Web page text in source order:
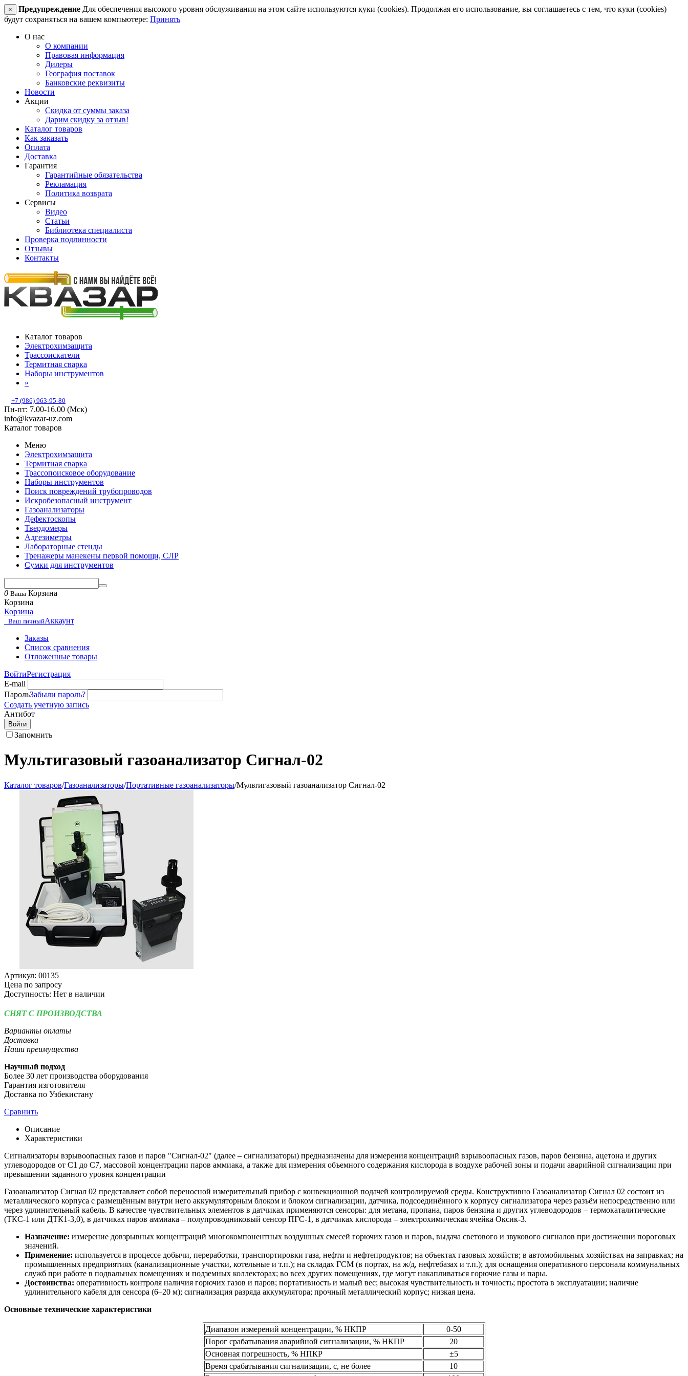
× Предупреждение Для обеспечения высокого уровня обслуживания на этом сайте используются куки (cookies). Продолжая его использование, вы соглашаетесь с тем, что куки (cookies)
будут сохраняться на вашем компьютере: Принять
О нас
О компании
Правовая информация
Дилеры
География поставок
Банковские реквизиты
Новости
Акции
Скидка от суммы заказа
Дарим скидку за отзыв!
Каталог товаров
Как заказать
Оплата
Доставка
Гарантия
Гарантийные обязательства
Рекламация
Политика возврата
Сервисы
Видео
Статьи
Библиотека специалиста
Проверка подлинности
Отзывы
Контакты
Каталог товаров
Электрохимзащита
Трассоискатели
Термитная сварка
Наборы инструментов
»
+7 (986) 963-95-80
Пн-пт: 7.00-16.00 (Мск)
info@kvazar-uz.com
Каталог товаров
Меню
Электрохимзащита
Термитная сварка
Трассопоисковое оборудование
Наборы инструментов
Поиск повреждений трубопроводов
Искробезопасный инструмент
Газоанализаторы
Дефектоскопы
Твердомеры
Адгезиметры
Лабораторные стенды
Тренажеры манекены первой помощи, СЛР
Сумки для инструментов
0 Ваша Корзина
Корзина
Корзина
Ваш личныйАккаунт
Заказы
Список сравнения
Отложенные товары
ВойтиРегистрация
E-mail
ПарольЗабыли пароль?
Создать учетную запись
Антибот
Войти
Запомнить
Мультигазовый газоанализатор Сигнал-02
Каталог товаров/Газоанализаторы/Портативные газоанализаторы/Мультигазовый газоанализатор Сигнал-02
Артикул: 00135
Цена по запросу
Доступность: Нет в наличии
СНЯТ С ПРОИЗВОДСТВА
Варианты оплаты
Доставка
Наши преимущества
Научный подход
Более 30 лет производства оборудования
Гарантия изготовителя
Доставка по Узбекистану
Сравнить
Описание
Характеристики
Сигнализаторы взрывоопасных газов и паров "Сигнал-02" (далее – сигнализаторы) предназначены для измерения концентраций взрывоопасных газов, паров бензина, ацетона и других
углеводородов от С1 до С7, массовой концентрации паров аммиака, а также для измерения объемного содержания кислорода в воздухе рабочей зоны и подачи аварийной сигнализации при
превышении заданного уровня концентрации
Газоанализатор Сигнал 02 представляет собой переносной измерительный прибор с конвекционной подачей контролируемой среды. Конструктивно Газоанализатор Сигнал 02 состоит из
металлического корпуса с размещённым внутри него аккумуляторным блоком и блоком сигнализации, датчика, подсоединённого к корпусу сигнализатора через разъём непосредственно или
через удлинительный кабель. В качестве чувствительных элементов в датчиках применяются сенсоры: для метана, пропана, паров бензина и других углеводородов – термокаталитические
(ТКС-1 или ДТК1-3,0), в датчиках паров аммиака – полупроводниковый сенсор ПГС-1, в датчиках кислорода – электрохимическая ячейка Оксик-3.
Назначение: измерение довзрывных концентраций многокомпонентных воздушных смесей горючих газов и паров, выдача светового и звукового сигналов при достижении пороговых
значений.
Применение: используется в процессе добычи, переработки, транспортировки газа, нефти и нефтепродуктов; на объектах газовых хозяйств; в автомобильных хозяйствах на заправках; на
промышленных предприятиях (канализационные участки, котельные и т.п.); на складах ГСМ (в портах, на ж/д, нефтебазах и т.п.); для оснащения оперативного персонала коммунальных
служб при работе в подвальных помещениях и подземных коллекторах; во всех других помещениях, где могут накапливаться горючие газы и пары.
Достоинства: оперативность контроля наличия горючих газов и паров; портативность и малый вес; высокая чувствительность и точность; простота в эксплуатации; наличие
удлинительного кабеля для сенсора (6–20 м); сигнализация разряда аккумулятора; прочный металлический корпус; низкая цена.
Основные технические характеристики
Диапазон измерений концентрации, % НКПР
0-50
Порог срабатывания аварийной сигнализации, % НКПР
20
Основная погрешность, % НПКР
±5
Время срабатывания сигнализации, с, не более
10